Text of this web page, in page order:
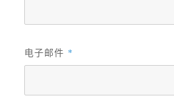
电子邮件 *